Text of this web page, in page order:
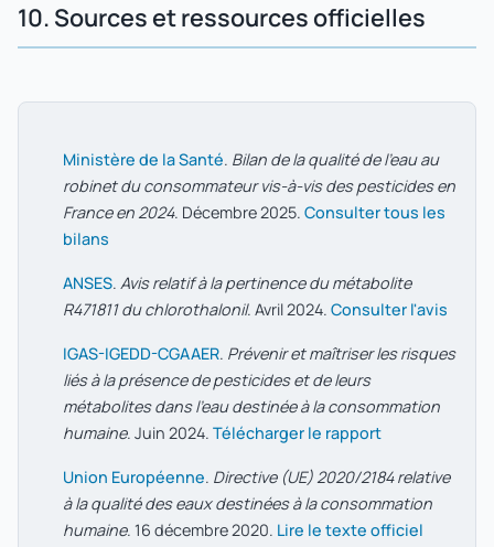
10. Sources et ressources officielles
Ministère de la Santé. Bilan de la qualité de l'eau au
robinet du consommateur vis-à-vis des pesticides en
France en 2024. Décembre 2025. Consulter tous les
bilans
ANSES. Avis relatif à la pertinence du métabolite
R471811 du chlorothalonil. Avril 2024. Consulter l'avis
IGAS-IGEDD-CGAAER. Prévenir et maîtriser les risques
liés à la présence de pesticides et de leurs
métabolites dans l'eau destinée à la consommation
humaine. Juin 2024. Télécharger le rapport
Union Européenne. Directive (UE) 2020/2184 relative
à la qualité des eaux destinées à la consommation
humaine. 16 décembre 2020. Lire le texte officiel